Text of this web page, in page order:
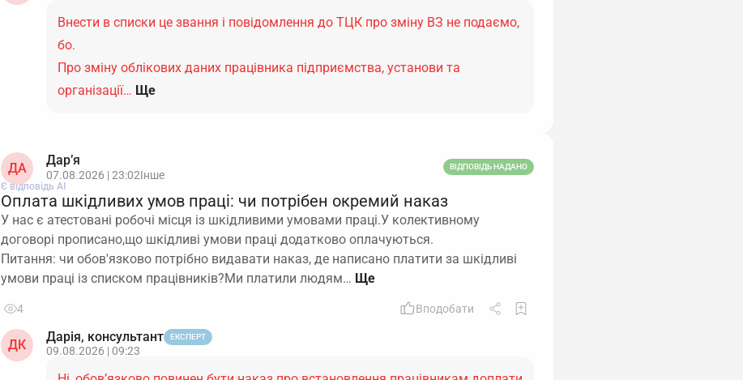
Внести в списки це звання і повідомлення до ТЦК про зміну ВЗ не подаємо,
бо.
Про зміну облікових даних працівника підприємства, установи та
організації… Ще
ДА
Дар’я
07.08.2026 | 23:02Інше
ВІДПОВІДЬ НАДАНО
Є відповідь АІ
Оплата шкідливих умов праці: чи потрібен окремий наказ
У нас є атестовані робочі місця із шкідливими умовами праці.У колективному
договорі прописано,що шкідливі умови праці додатково оплачуються.
Питання: чи обов'язково потрібно видавати наказ, де написано платити за шкідливі
умови праці із списком працівників?Ми платили людям…
4 Вподобати
ДК
Дарія, консультант ЕКСПЕРТ
09.08.2026 | 09:23